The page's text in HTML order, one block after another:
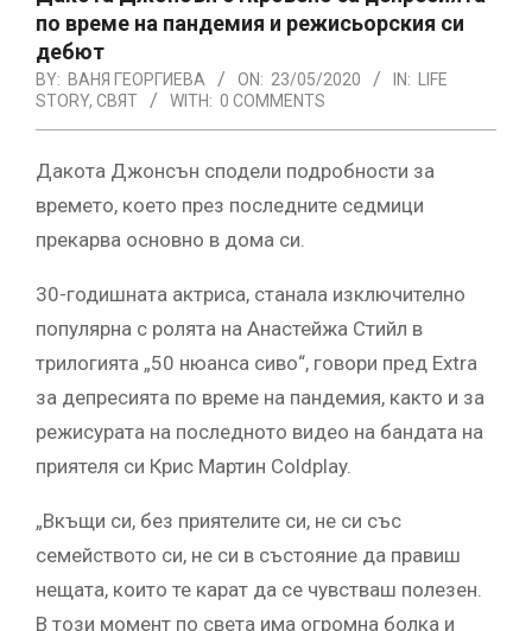
по време на пандемия и режисьорския си
дебют
BY: ВАНЯ ГЕОРГИЕВА ON: 23/05/2020 IN: LIFE
STORY, СВЯТ WITH: 0 COMMENTS
Дакота Джонсън сподели подробности за
времето, което през последните седмици
прекарва основно в дома си.
30-годишната актриса, станала изключително
популярна с ролята на Анастейжа Стийл в
трилогията „50 нюанса сиво“, говори пред Extra
за депресията по време на пандемия, както и за
режисурата на последното видео на бандата на
приятеля си Крис Мартин Coldplay.
„Вкъщи си, без приятелите си, не си със
семейството си, не си в състояние да правиш
нещата, които те карат да се чувстваш полезен.
В този момент по света има огромна болка и